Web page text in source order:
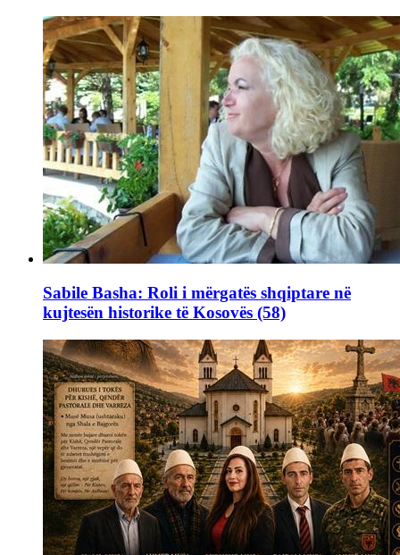
Sabile Basha: Roli i mërgatës shqiptare në
kujtesën historike të Kosovës (58)